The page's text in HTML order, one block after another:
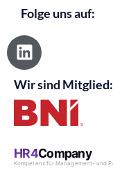
Folge uns auf:
L
i
n
k
e
d
i
n
Wir sind Mitglied: